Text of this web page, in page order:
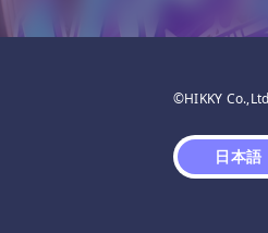
©HIKKY
日本語